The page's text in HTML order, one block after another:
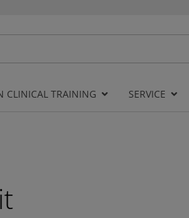
CLINICAL TRAINING SERVICE